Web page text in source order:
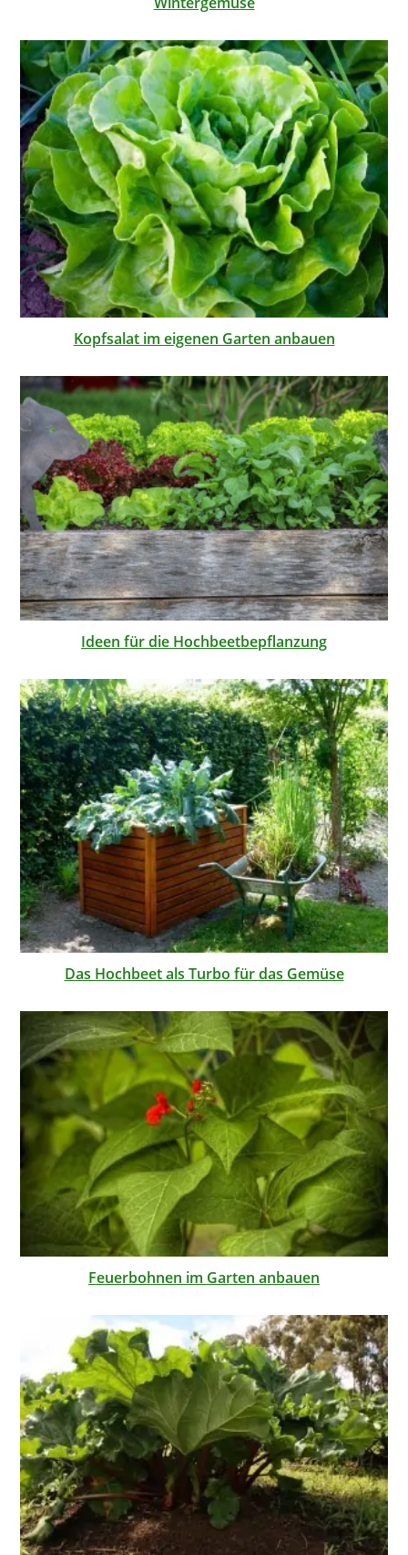
Kopfsalat im eigenen Garten anbauen
Ideen für die Hochbeetbepflanzung
Das Hochbeet als Turbo für das Gemüse
Feuerbohnen im Garten anbauen